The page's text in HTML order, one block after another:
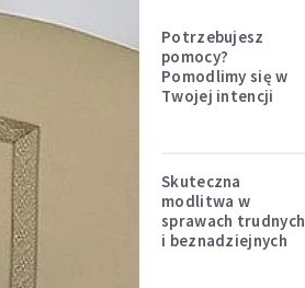
Potrzebujesz
pomocy?
Pomodlimy się w
Twojej intencji
Skuteczna
modlitwa w
sprawach trudnych
i beznadziejnych